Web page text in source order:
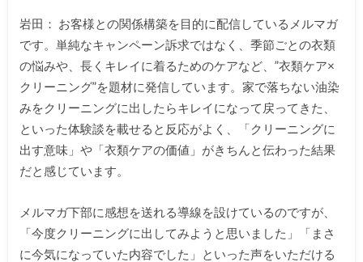
岩田： お客様との関係構築を目的に配信しているメルマガ
です。単純なキャンペーン訴求ではなく、季節ごとの衣類
の悩みや、長くキレイに着るためのケアなど、”衣類ケア×
クリーニング”を題材に発信しています。家で落ちない油染
みをクリーニングに出したらキレイになって戻ってきた、
といった体験談を載せると反応がよく、「クリーニングに
出す意味」や「衣類ケアの価値」がきちんと伝わった結果
だと感じています。
メルマガ下部に感想を送れる導線を設けているのですが、
「今度クリーニングに出してみようと思いました」「まさ
に今気になっていた内容でした」といった声をいただける